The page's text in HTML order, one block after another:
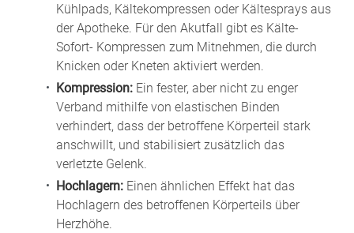
Kühlpads, Kältekompressen oder Kältesprays aus
der Apotheke. Für den Akutfall gibt es Kälte-
Sofort- Kompressen zum Mitnehmen, die durch
Knicken oder Kneten aktiviert werden.
Kompression: Ein fester, aber nicht zu enger
Verband mithilfe von elastischen Binden
verhindert, dass der betroffene Körperteil stark
anschwillt, und stabilisiert zusätzlich das
verletzte Gelenk.
Hochlagern: Einen ähnlichen Effekt hat das
Hochlagern des betroffenen Körperteils über
Herzhöhe.